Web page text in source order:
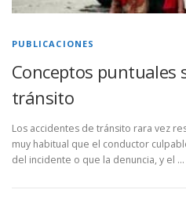
PUBLICACIONES
Conceptos puntuales
tránsito
Los accidentes de tránsito rara vez
muy habitual que el conductor
del incidente o que la denuncia, y el …